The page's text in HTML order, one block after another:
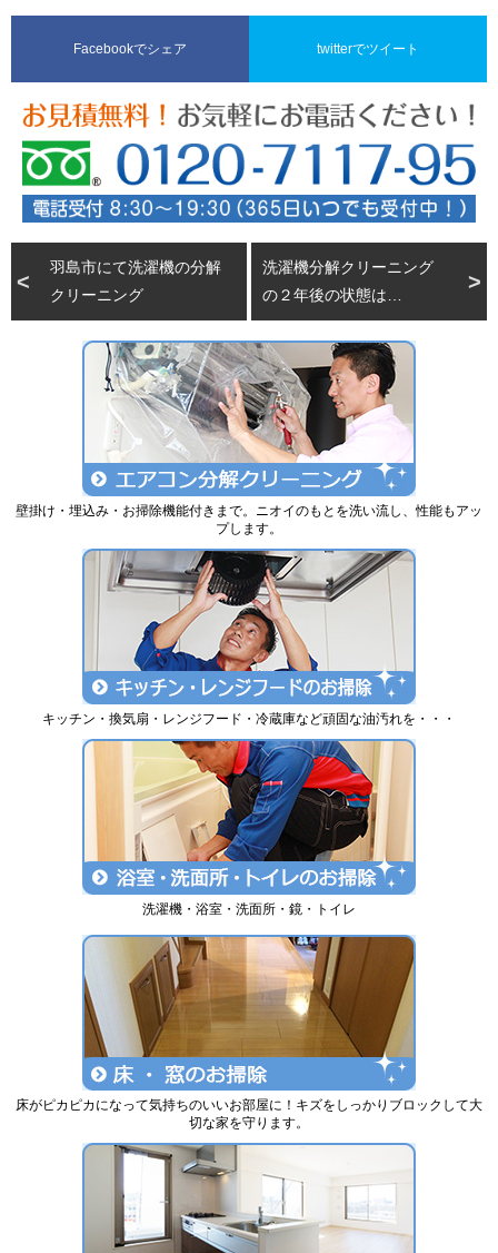
Facebookでシェア twitterでツイート
羽島市にて洗濯機の分解
クリーニング
洗濯機分解クリーニング
の２年後の状態は…
壁掛け・埋込み・お掃除機能付きまで。ニオイのもとを洗い流し、性能もアッ
プします。
キッチン・換気扇・レンジフード・冷蔵庫など頑固な油汚れを・・・
洗濯機・浴室・洗面所・鏡・トイレ
床がピカピカになって気持ちのいいお部屋に！キズをしっかりブロックして大
切な家を守ります。